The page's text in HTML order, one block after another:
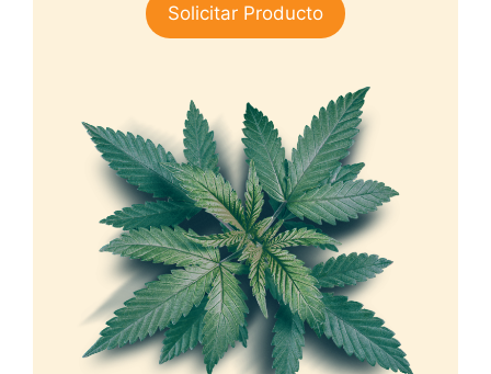
de 5
Solicitar Producto